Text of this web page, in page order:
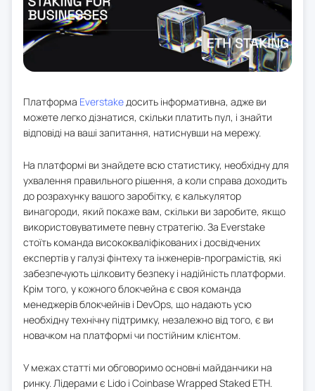
Платформа Everstakeдосить інформативна, адже ви
можете легко дізнатися, скільки платить пул, і знайти
відповіді на ваші запитання, натиснувши на мережу.
На платформі ви знайдете всю статистику, необхідну для
ухвалення правильного рішення, а коли справа доходить
до розрахунку вашого заробітку, є калькулятор
винагороди, який покаже вам, скільки ви заробите, якщо
використовуватимете певну стратегію. За Everstake
стоїть команда висококваліфікованих і досвідчених
експертів у галузі фінтеху та інженерів-програмістів, які
забезпечують цілковиту безпеку і надійність платформи.
Крім того, у кожного блокчейна є своя команда
менеджерів блокчейнів і DevOps, що надають усю
необхідну технічну підтримку, незалежно від того, є ви
новачком на платформі чи постійним клієнтом.
У межах статті ми обговоримо основні майданчики на
ринку. Лідерами є Lido і Coinbase Wrapped Staked ETH.